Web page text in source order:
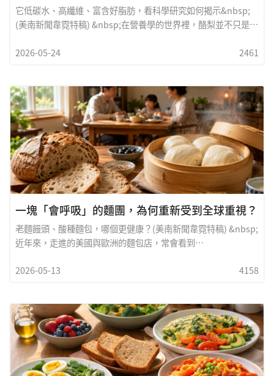
它低碳水、高纖維、富含好脂肪，看科學研究如何揭示&nbsp;
(美南新聞韋霓特稿) &nbsp;在營養學的世界裡，酪梨並不只是水
碳水、高脂肪、高纖維。與一般水果不同，酪梨的脂肪主要來自
富含近20種維生素與礦物質，包括葉酸、鉀、維生素K與E，形成
一種「營養密度極高」的食物組合。這也是為什麼，越來越多營
養學家將酪梨視為：不是配角，而是「健康飲食的核心」。
2026-05-24 2461
一塊「會呼吸」的麵團，為何重新受到全球重視？
老麵饅頭、酸種麵包，哪個更健康？(美南新聞韋霓特稿) &nbsp;
近年來，走進的美國與歐洲的麵包店，常會看到
也開始重新喜歡帶著淡淡麥香的老麵饅頭。有趣的是，這兩種看
下上一批發酵好的麵團，再加入新的麵粉與水，讓微生物自然繁
殖。這樣的方式，不只是為了讓麵食膨鬆，更是一種延續千年的
飲食文明。這些年來，隨著腸道健康、血糖控制、與慢性發炎議
題受到重視，酸種麵包與老麵饅頭再次回到健康飲食的討論之
中。許多人開始好奇：天然發酵，真的比較健康嗎？
2026-05-13 4158